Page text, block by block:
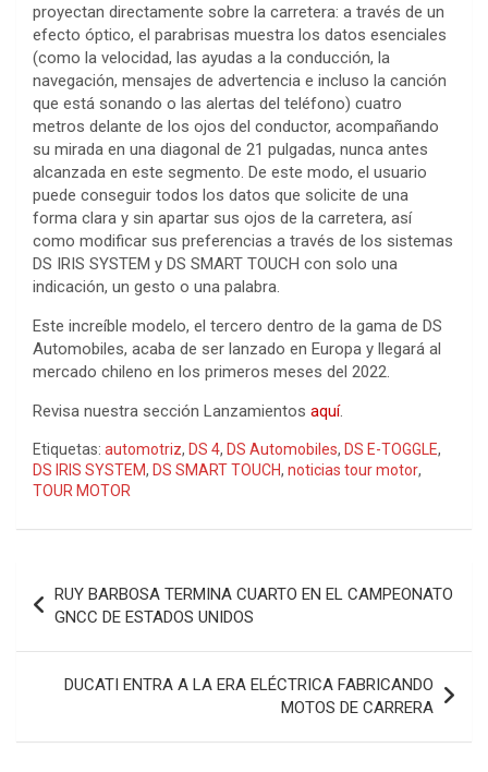
proyectan directamente sobre la carretera: a través de un
efecto óptico, el parabrisas muestra los datos esenciales
(como la velocidad, las ayudas a la conducción, la
navegación, mensajes de advertencia e incluso la canción
que está sonando o las alertas del teléfono) cuatro
metros delante de los ojos del conductor, acompañando
su mirada en una diagonal de 21 pulgadas, nunca antes
alcanzada en este segmento. De este modo, el usuario
puede conseguir todos los datos que solicite de una
forma clara y sin apartar sus ojos de la carretera, así
como modificar sus preferencias a través de los sistemas
DS IRIS SYSTEM y DS SMART TOUCH con solo una
indicación, un gesto o una palabra.
Este increíble modelo, el tercero dentro de la gama de DS
Automobiles, acaba de ser lanzado en Europa y llegará al
mercado chileno en los primeros meses del 2022.
Revisa nuestra sección Lanzamientos aquí.
Etiquetas: automotriz, DS 4, DS Automobiles, DS E-TOGGLE,
DS IRIS SYSTEM, DS SMART TOUCH, noticias tour motor,
TOUR MOTOR
de
entradas
RUY BARBOSA TERMINA CUARTO EN EL CAMPEONATO
GNCC DE ESTADOS UNIDOS
DUCATI ENTRA A LA ERA ELÉCTRICA FABRICANDO
MOTOS DE CARRERA